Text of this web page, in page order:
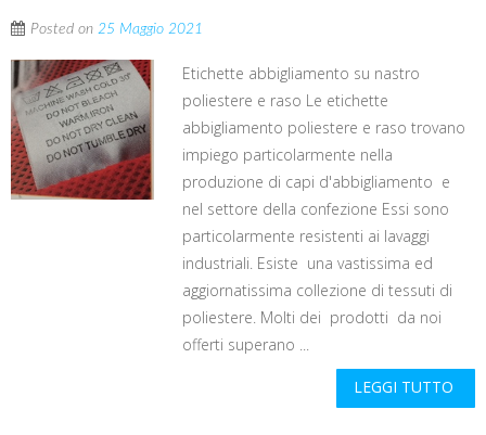
Posted on 25 Maggio 2021
Etichette abbigliamento su nastro
poliestere e raso Le etichette
abbigliamento poliestere e raso trovano
impiego particolarmente nella
produzione di capi d'abbigliamento e
nel settore della confezione Essi sono
particolarmente resistenti ai lavaggi
industriali. Esiste una vastissima ed
aggiornatissima collezione di tessuti di
poliestere. Molti dei prodotti da noi
offerti superano ...
LEGGI TUTTO